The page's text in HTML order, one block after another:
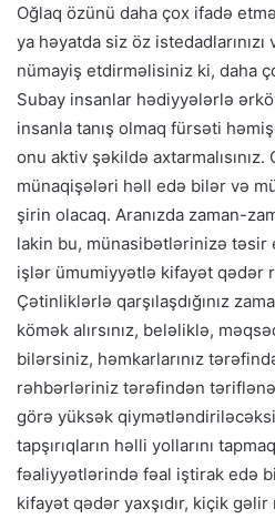
Oğlaq özünü daha çox ifadə
ya həyatda siz öz
nümayiş etdirməlisiniz ki, daha
Subay insanlar hədiyyələrlə
insanla tanış olmaq fürsəti
onu aktiv şəkildə
münaqişələri həll edə bilər və
şirin olacaq. Aranızda zaman-
lakin bu, münasibətlərinizə təsir
işlər ümumiyyətlə kifayət qədər
Çətinliklərlə qarşılaşdığınız
kömək alırsınız, beləliklə,
bilərsiniz, həmkarlarınız
rəhbərləriniz tərəfindən
görə yüksək
tapşırıqların həlli yollarını
fəaliyyətlərində fəal iştirak edə
kifayət qədər yaxşıdır, kiçik